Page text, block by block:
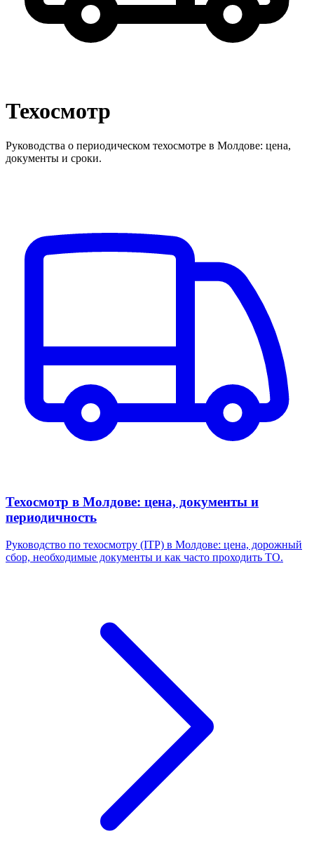
Техосмотр
Руководства о периодическом техосмотре в Молдове: цена,
документы и сроки.
Техосмотр в Молдове: цена, документы и
периодичность
Руководство по техосмотру (ITP) в Молдове: цена, дорожный
сбор, необходимые документы и как часто проходить ТО.